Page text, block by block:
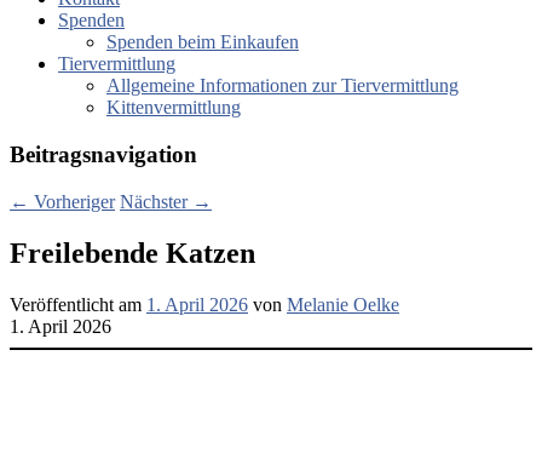
Spenden
Spenden beim Einkaufen
Tiervermittlung
Allgemeine Informationen zur Tiervermittlung
Kittenvermittlung
Beitragsnavigation
← Vorheriger Nächster →
Freilebende Katzen
Veröffentlicht am 1. April 2026 von Melanie Oelke
1. April 2026